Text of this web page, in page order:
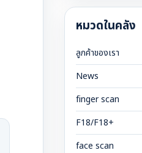
หมวดในคลัง
ลูกค้าของเรา
News
finger scan
F18/F18+
face scan